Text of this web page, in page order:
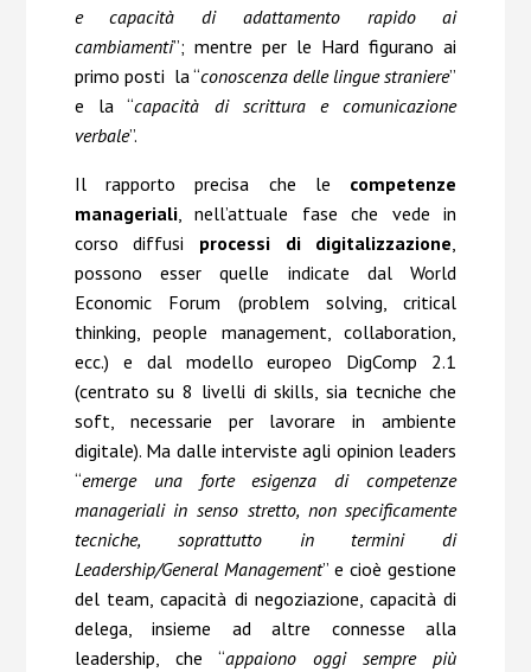
e capacità di adattamento rapido ai
cambiamenti”; mentre per le Hard figurano ai
primo posti la “conoscenza delle lingue straniere”
e la “capacità di scrittura e comunicazione
verbale”.
Il rapporto precisa che le competenze
manageriali, nell’attuale fase che vede in
corso diffusi processi di digitalizzazione,
possono esser quelle indicate dal World
Economic Forum (problem solving, critical
thinking, people management, collaboration,
ecc.) e dal modello europeo DigComp 2.1
(centrato su 8 livelli di skills, sia tecniche che
soft, necessarie per lavorare in ambiente
digitale). Ma dalle interviste agli opinion leaders
“emerge una forte esigenza di competenze
manageriali in senso stretto, non specificamente
tecniche, soprattutto in termini di
Leadership/General Management” e cioè gestione
del team, capacità di negoziazione, capacità di
delega, insieme ad altre connesse alla
leadership, che “appaiono oggi sempre più